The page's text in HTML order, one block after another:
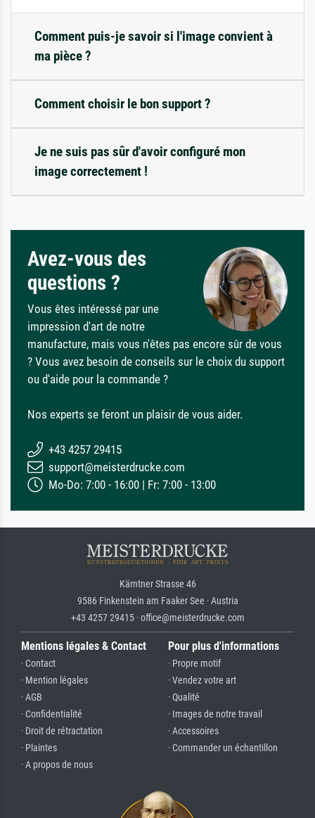
Comment puis-je savoir si l'image convient à
ma pièce ?
Comment choisir le bon support ?
Je ne suis pas sûr d'avoir configuré mon
image correctement !
Avez-vous des
questions ?
Vous êtes intéressé par une
impression d'art de notre
manufacture, mais vous n'êtes pas encore sûr de vous
? Vous avez besoin de conseils sur le choix du support
ou d'aide pour la commande ?
Nos experts se feront un plaisir de vous aider.
+43 4257 29415
support@meisterdrucke.com
Mo-Do: 7:00 - 16:00 | Fr: 7:00 - 13:00
Kärntner Strasse 46
9586 Finkenstein am Faaker See · Austria
+43 4257 29415 · office@meisterdrucke.com
Mentions légales & Contact
· Contact
· Mention légales
· AGB
· Confidentialité
· Droit de rétractation
· Plaintes
· A propos de nous
Pour plus d'informations
· Propre motif
· Vendez votre art
· Qualité
· Images de notre travail
· Accessoires
· Commander un échantillon